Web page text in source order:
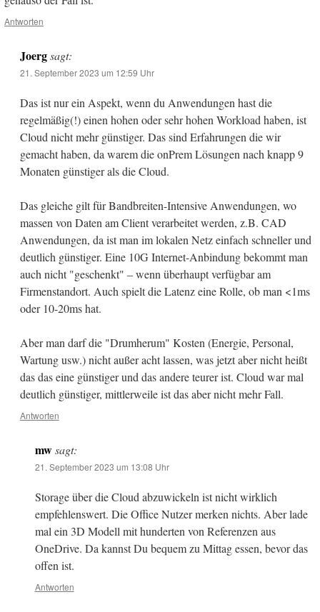
Antworten
Joerg sagt:
21. September 2023 um 12:59 Uhr
Das ist nur ein Aspekt, wenn du Anwendungen hast die
regelmäßig(!) einen hohen oder sehr hohen Workload haben, ist
Cloud nicht mehr günstiger. Das sind Erfahrungen die wir
gemacht haben, da warem die onPrem Lösungen nach knapp 9
Monaten günstiger als die Cloud.
Das gleiche gilt für Bandbreiten-Intensive Anwendungen, wo
massen von Daten am Client verarbeitet werden, z.B. CAD
Anwendungen, da ist man im lokalen Netz einfach schneller und
deutlich günstiger. Eine 10G Internet-Anbindung bekommt man
auch nicht "geschenkt" – wenn überhaupt verfügbar am
Firmenstandort. Auch spielt die Latenz eine Rolle, ob man <1ms
oder 10-20ms hat.
Aber man darf die "Drumherum" Kosten (Energie, Personal,
Wartung usw.) nicht außer acht lassen, was jetzt aber nicht heißt
das das eine günstiger und das andere teurer ist. Cloud war mal
deutlich günstiger, mittlerweile ist das aber nicht mehr Fall.
Antworten
mw sagt:
21. September 2023 um 13:08 Uhr
Storage über die Cloud abzuwickeln ist nicht wirklich
empfehlenswert. Die Office Nutzer merken nichts. Aber lade
mal ein 3D Modell mit hunderten von Referenzen aus
OneDrive. Da kannst Du bequem zu Mittag essen, bevor das
offen ist.
Antworten